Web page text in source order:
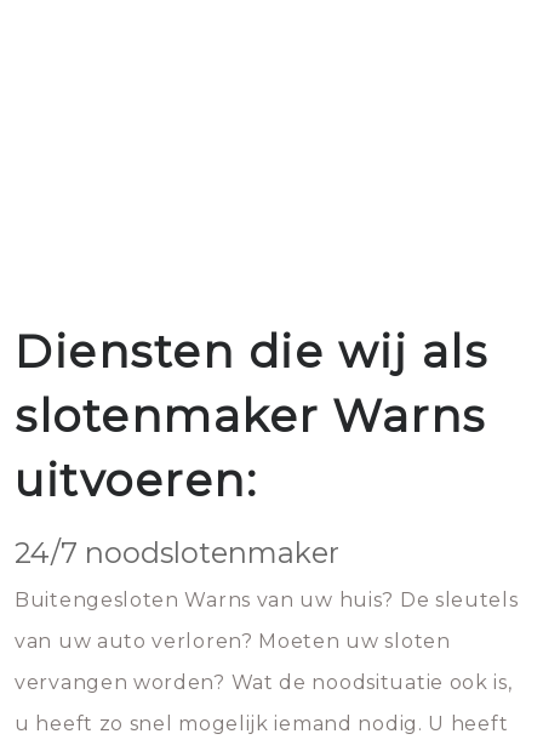
Diensten die wij als
slotenmaker Warns
uitvoeren:
24/7 noodslotenmaker
Buitengesloten Warns van uw huis? De sleutels
van uw auto verloren? Moeten uw sloten
vervangen worden? Wat de noodsituatie ook is,
u heeft zo snel mogelijk iemand nodig. U heeft